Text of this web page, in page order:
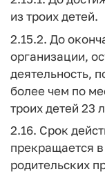
из троих детей.
2.15.2. До
организации,
деятельность,
более чем по
троих детей 23
2.16. Срок
прекращается
родительских